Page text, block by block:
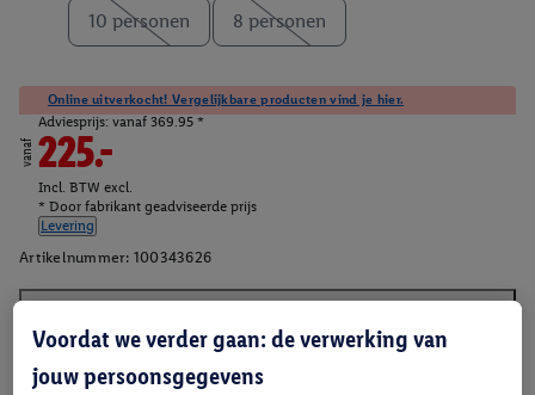
10 personen 8 personen
Online uitverkocht! Vergelijkbare producten vind je hier.
vanaf
Adviesprijs: vanaf 369.95 *
225.-
Incl. BTW excl.
* Door fabrikant geadviseerde prijs
Levering
Artikelnummer: 100343626
Beschrijving
Voordat we verder gaan: de verwerking van
jouw persoonsgegevens